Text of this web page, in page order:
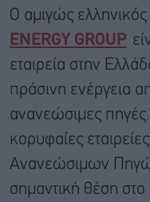
Ο αμιγώς ελληνικός
ENERGY GROUP
εταιρεία στην
πράσινη ενέργεια
ανανεώσιμες πηγές.
κορυφαίες
Ανανεώσιμων
σημαντική θέση στο